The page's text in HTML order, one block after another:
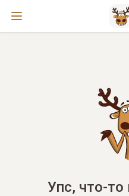
Упс, что-